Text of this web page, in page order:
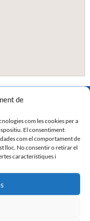
de
com les cookies per a
El consentiment
com el comportament de
lloc. No consentir o retirar el
característiques i